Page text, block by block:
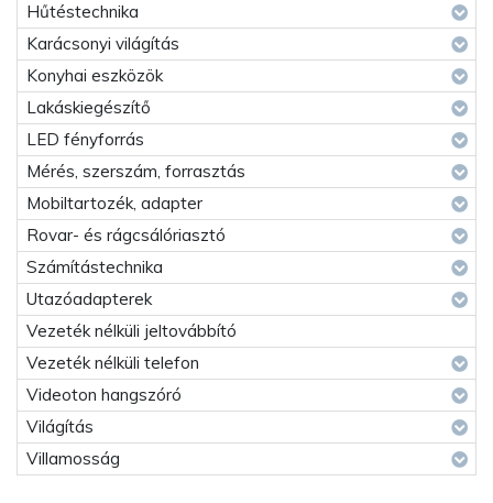
Hűtéstechnika
Karácsonyi világítás
Konyhai eszközök
Lakáskiegészítő
LED fényforrás
Mérés, szerszám, forrasztás
Mobiltartozék, adapter
Rovar- és rágcsálóriasztó
Számítástechnika
Utazóadapterek
Vezeték nélküli jeltovábbító
Vezeték nélküli telefon
Videoton hangszóró
Világítás
Villamosság